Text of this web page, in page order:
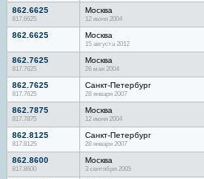
862.6625
817.6625
Москва
12 июня 2004
862.6625 Москва
15 августа 2012
862.7625
817.7625
Москва
26 мая 2004
862.7625
817.7625
Санкт-Петербург
28 января 2007
862.7875
817.7875
Москва
12 июня 2004
862.8125
817.8125
Санкт-Петербург
28 января 2007
862.8600
817.8600
Москва
3 сентября 2005